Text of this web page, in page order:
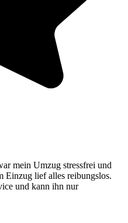
mein Umzug stressfrei und
Einzug lief alles reibungslos.
und kann ihn nur